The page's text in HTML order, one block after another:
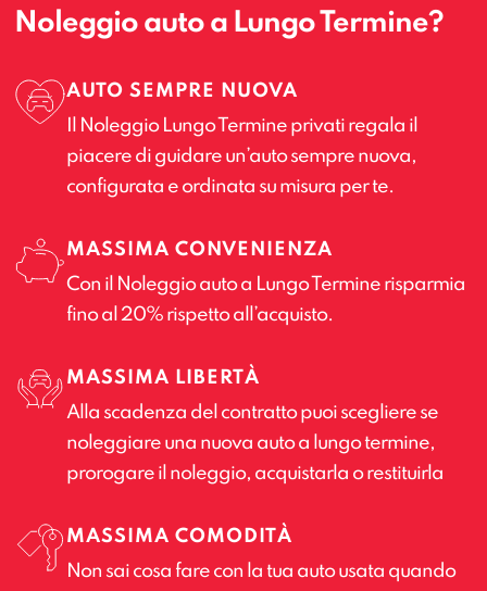
Noleggio auto a Lungo Termine?
AUTO SEMPRE NUOVA
Il Noleggio Lungo Termine privati regala il
piacere di guidare un’auto sempre nuova,
configurata e ordinata su misura per te.
MASSIMA CONVENIENZA
Con il Noleggio auto a Lungo Termine risparmia
fino al 20% rispetto all’acquisto.
MASSIMA LIBERTÀ
Alla scadenza del contratto puoi scegliere se
noleggiare una nuova auto a lungo termine,
prorogare il noleggio, acquistarla o restituirla
MASSIMA COMODITÀ
Non sai cosa fare con la tua auto usata quando